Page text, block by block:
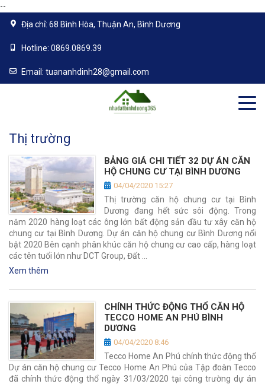
--
Địa chỉ: 68 Bình Hòa, Thuận An, Bình Dương
Hotline: 0869.0869.39
Email: tuananhdinh28@gmail.com
Thị trường
BẢNG GIÁ CHI TIẾT 32 DỰ ÁN CĂN
HỘ CHUNG CƯ TẠI BÌNH DƯƠNG
04/04/2020 15:27
Thị trường căn hộ chung cư tại Bình
Dương đang hết sức sôi động. Trong
năm 2020 hàng loạt các ông lớn bất động sản đầu tư xây căn hộ
chung cư tại Bình Dương. Dự án căn hộ chung cư Bình Dương nổi
bật 2020 Bên cạnh phân khúc căn hộ chung cư cao cấp, hàng loạt
các tên tuổi lớn như DCT Group, Đất …
Xem thêm
CHÍNH THỨC ĐỘNG THỔ CĂN HỘ
TECCO HOME AN PHÚ BÌNH
DƯƠNG
04/04/2020 8:46
Tecco Home An Phú chính thức động thổ
Dự án căn hộ chung cư Tecco Home An Phú của Tập đoàn Tecco
đã chính thức động thổ ngày 31/03/2020 tại công trường dự án